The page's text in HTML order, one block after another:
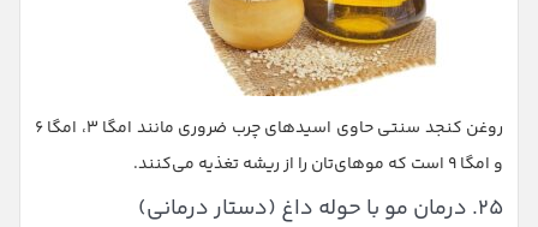
روغن کنجد سنتی حاوی اسیدهای چرب ضروری مانند امگا ۳، امگا ۶
و امگا ۹ است که موهای‌تان را از ریشه تغذیه می‌کنند.
۲۵. درمان مو با حوله داغ (دستار درمانی)